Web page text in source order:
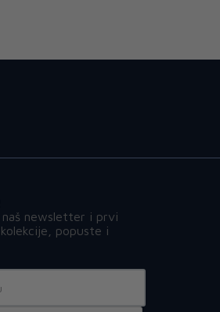
newsletter i prvi
popuste i